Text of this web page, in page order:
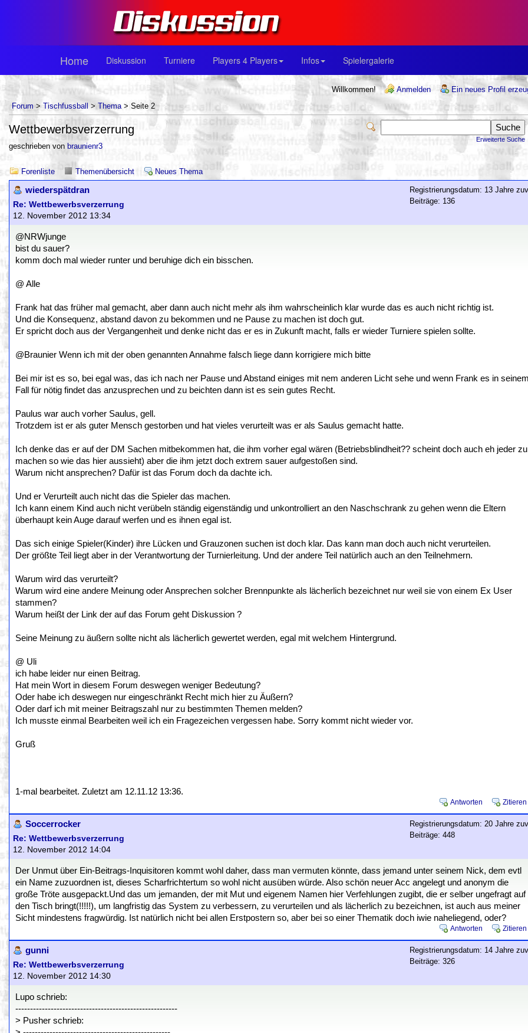
Home Diskussion Turniere Players 4 Players Infos Spielergalerie
Willkommen! Anmelden
Ein neues Profil
Forum > Tischfussball > Thema> Seite 2
Erweiterte Suche
Wettbewerbsverzerrung
geschrieben von braunienr3
Forenliste Themenübersicht Neues Thema
wiederspätdran
Re: Wettbewerbsverzerrung
12. November 2012 13:34
Registrierungsdatum: 13 Jahre
Beiträge: 136
@NRWjunge
bist du sauer?
komm doch mal wieder runter und beruhige dich ein bisschen.
@ Alle
Frank hat das früher mal gemacht, aber dann auch nicht mehr als ihm wahrscheinlich klar wurde das es auch nicht richtig ist.
Und die Konsequenz, abstand davon zu bekommen und ne Pause zu machen ist doch gut.
Er spricht doch aus der Vergangenheit und denke nicht das er es in Zukunft macht, falls er wieder Turniere spielen sollte.
@Braunier Wenn ich mit der oben genannten Annahme falsch liege dann korrigiere mich bitte
Bei mir ist es so, bei egal was, das ich nach ner Pause und Abstand einiges mit nem anderen Licht sehe und wenn Frank es in
Fall für nötig findet das anzusprechen und zu beichten dann ist es sein gutes Recht.
Paulus war auch vorher Saulus, gell.
Trotzdem ist er als guter Mensch gestorben und hat vieles verurteilt was er als Saulus gemacht hatte.
Ich denke das er auf der DM Sachen mitbekommen hat, die ihm vorher egal wären (Betriebsblindheit?? scheint doch auch eh jeder zu
machen so wie das hier aussieht) aber die ihm jetzt doch extrem sauer aufgestoßen sind.
Warum nicht ansprechen? Dafür ist das Forum doch da dachte ich.
Und er Verurteilt auch nicht das die Spieler das machen.
Ich kann einem Kind auch nicht verübeln ständig eigenständig und unkontrolliert an den Naschschrank zu gehen wenn die Eltern
überhaupt kein Auge darauf werfen und es ihnen egal ist.
Das sich einige Spieler(Kinder) ihre Lücken und Grauzonen suchen ist doch klar. Das kann man doch auch nicht verurteilen.
Der größte Teil liegt aber in der Verantwortung der Turnierleitung. Und der andere Teil natürlich auch an den Teilnehmern.
Warum wird das verurteilt?
Warum wird eine andere Meinung oder Ansprechen solcher Brennpunkte als lächerlich bezeichnet nur weil sie von einem Ex User
stammen?
Warum heißt der Link der auf das Forum geht Diskussion ?
Seine Meinung zu äußern sollte nicht als lächerlich gewertet werden, egal mit welchem Hintergrund.
@ Uli
ich habe leider nur einen Beitrag.
Hat mein Wort in diesem Forum deswegen weniger Bedeutung?
Oder habe ich deswegen nur eingeschränkt Recht mich hier zu Äußern?
Oder darf ich mit meiner Beitragszahl nur zu bestimmten Themen melden?
Ich musste einmal Bearbeiten weil ich ein Fragezeichen vergessen habe. Sorry kommt nicht wieder vor.
Gruß
1-mal bearbeitet. Zuletzt am 12.11.12 13:36.
Antworten Zitieren
Soccerrocker
Re: Wettbewerbsverzerrung
12. November 2012 14:04
Registrierungsdatum: 20 Jahre
Beiträge: 448
Der Unmut über Ein-Beitrags-Inquisitoren kommt wohl daher, dass man vermuten könnte, dass jemand unter seinem Nick, dem evtl
ein Name zuzuordnen ist, dieses Scharfrichtertum so wohl nicht ausüben würde. Also schön neuer Acc angelegt und anonym die
große Tröte ausgepackt.Und das um jemanden, der mit Mut und eigenem Namen hier Verfehlungen zugibt, die er selber ungefragt auf
den Tisch bringt(!!!!!), um langfristig das System zu verbessern, zu verurteilen und als lächerlich zu bezeichnen, ist auch aus meiner
Sicht mindestens fragwürdig. Ist natürlich nicht bei allen Erstpostern so, aber bei so einer Thematik doch iwie naheliegend, oder?
Antworten Zitieren
gunni
Re: Wettbewerbsverzerrung
12. November 2012 14:30
Registrierungsdatum: 14 Jahre
Beiträge: 326
Lupo schrieb:
-------------------------------------------------------
> Pusher schrieb: